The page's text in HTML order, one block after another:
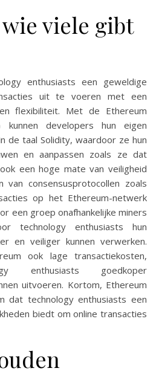
viele gibt
enthusiasts een geweldige
uit te voeren met een
flexibiliteit. Met de Ethereum
kunnen developers hun eigen
de taal Solidity, waardoor ze hun
en aanpassen zoals ze dat
een hoge mate van veiligheid
consensusprotocollen zoals
op het Ethereum-netwerk
een groep onafhankelijke miners
technology enthusiasts hun
en veiliger kunnen verwerken.
ook lage transactiekosten,
enthusiasts goedkoper
uitvoeren. Kortom, Ethereum
dat technology enthusiasts een
biedt om online transacties